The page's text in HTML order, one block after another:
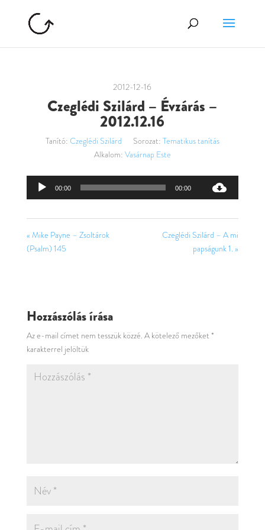
2012-12-16
Czeglédi Szilárd – Évzárás –
2012.12.16
Tanító: Czeglédi Szilárd Sorozat: Tematikus tanítás
Alkalom: Vasárnap Este
Audió
00:00 00:00
« Mike Payne – Zsoltárok
(Psalm) 145
Czeglédi Szilárd – A mi
papságunk 1. »
Hozzászólás írása
Az e-mail címet nem tesszük közzé. A kötelező mezőket *
karakterrel jelöltük